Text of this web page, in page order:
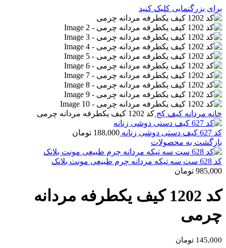
برای بزرگنمایی کلیک کنید
خانه مردانه کیف کج کد 1202 کیف یکطرفه مردانه چرمی
کد 627 کیف دستی دوشی زنانه 188,000 تومان
بازگشت به محصولات
کد 628 ست سه تیکه مردانه چرم طبیعی مونت بلانک
985,000 تومان
کد 1202 کیف یکطرفه مردانه
چرمی
145,000 تومان